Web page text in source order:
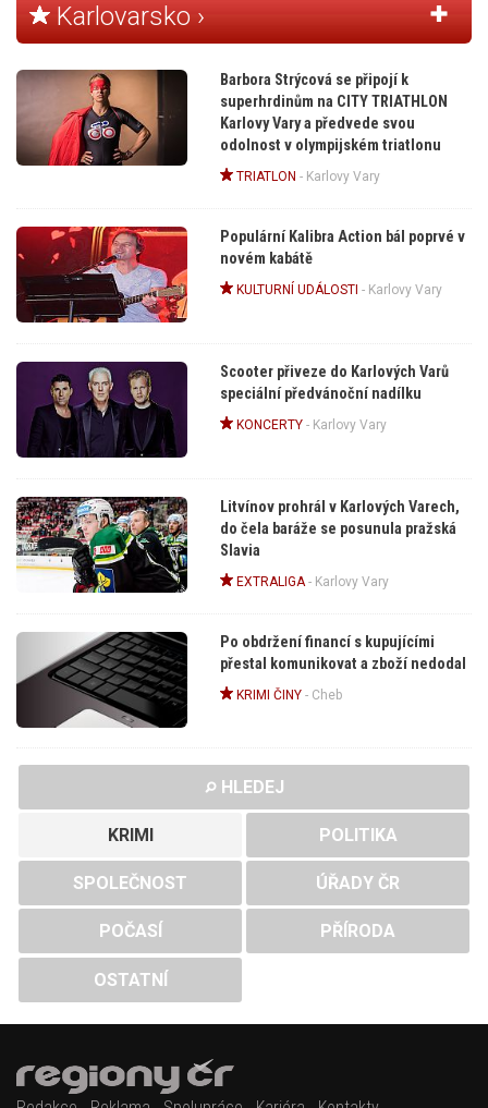
Karlovarsko ›
Barbora Strýcová se připojí k
superhrdinům na CITY TRIATHLON
Karlovy Vary a předvede svou
odolnost v olympijském triatlonu
TRIATLON - Karlovy Vary
Populární Kalibra Action bál poprvé v
novém kabátě
KULTURNÍ UDÁLOSTI - Karlovy Vary
Scooter přiveze do Karlových Varů
speciální předvánoční nadílku
KONCERTY- Karlovy Vary
Litvínov prohrál v Karlových Varech,
do čela baráže se posunula pražská
Slavia
EXTRALIGA- Karlovy Vary
Po obdržení financí s kupujícími
přestal komunikovat a zboží nedodal
KRIMI ČINY- Cheb
HLEDEJ
KRIMI POLITIKA
SPOLEČNOST ÚŘADY ČR
POČASÍ PŘÍRODA
OSTATNÍ